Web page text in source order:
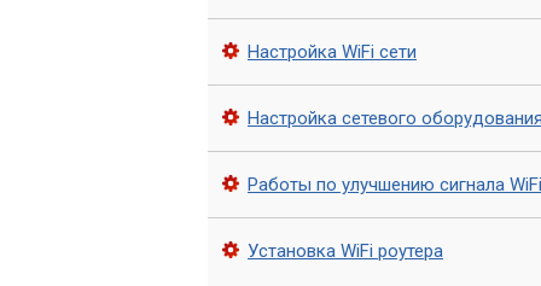
Установка и настройка
необходимое оборудование,
Мы проводим все необходимые
Выбор оптимального оборудования
Настройка WiFi сети
Настройка сетевого оборудования
Работы по улучшению сигнала
Установка WiFi роутера